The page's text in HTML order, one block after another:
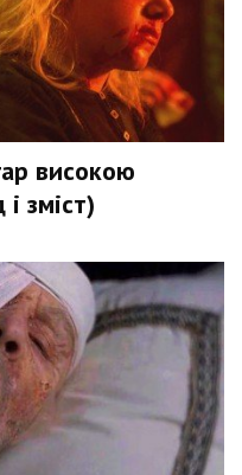
високою
зміст)